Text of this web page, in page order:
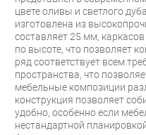
цвете оливы и светлого
изготовлена из
составляет 25 мм,
по высоте, что позволяет
ряд соответствует всем
пространства, что
мебельные композиции
конструкция позволяет
удобно, особенно если
нестандартной